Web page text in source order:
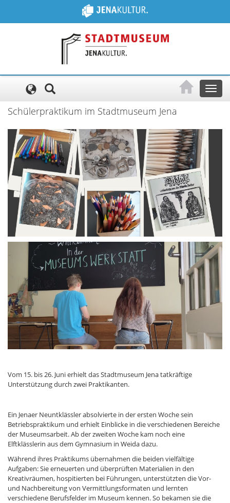
Toggle
Schülerpraktikum im Stadtmuseum Jena
Vom 15. bis 26. Juni erhielt das Stadtmuseum Jena tatkräftige
Unterstützung durch zwei Praktikanten.
Ein Jenaer Neuntklässler absolvierte in der ersten Woche sein
Betriebspraktikum und erhielt Einblicke in die verschiedenen Bereiche
der Museumsarbeit. Ab der zweiten Woche kam noch eine
Elftklässlerin aus dem Gymnasium in Weida dazu.
Während ihres Praktikums übernahmen die beiden vielfältige
Aufgaben: Sie erneuerten und überprüften Materialien in den
Kreativräumen, hospitierten bei Führungen, unterstützten die Vor-
und Nachbereitung von Vermittlungsformaten und lernten
verschiedene Berufsfelder im Museum kennen. So bekamen sie die